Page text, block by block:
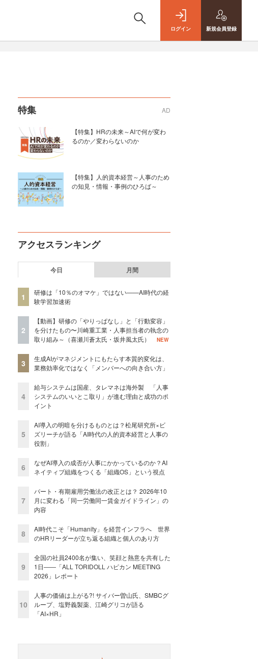
ログイン 新規会員登録
特集 AD
【特集】HRの未来～AIで何が変わ
るのか／変わらないのか
【特集】人的資本経営～人事のため
の知見・情報・事例のひろば～
アクセスランキング
今日 月間
1
研修は「10％のオマケ」ではない——AI時代の経
験学習加速術
2
【動画】研修の「やりっぱなし」と「行動変容」
を分けたもの〜川崎重工業・人事担当者の執念の
取り組み～（喜瀬川蒼太氏・坂井風太氏）
NEW
3
生成AIがマネジメントにもたらす本質的変化は、
業務効率化ではなく「メンバーへの向き合い方」
4
給与システムは国産、タレマネは海外製 「人事
システムのいいとこ取り」が進む理由と成功のポ
イント
5
AI導入の明暗を分けるものとは？松尾研究所×ビ
ズリーチが語る「AI時代の人的資本経営と人事の
役割」
6
なぜAI導入の成否が人事にかかっているのか？AI
ネイティブ組織をつくる「組織OS」という視点
7
パート・有期雇用労働法の改正とは？ 2026年10
月に変わる「同一労働同一賃金ガイドライン」の
内容
8
AI時代こそ「Humanity」を経営インフラへ 世界
のHRリーダーが立ち返る組織と個人のあり方
9
全国の社員2400名が集い、笑顔と熱意を共有した
1日――「ALL TORIDOLL ハピカン MEETING
2026」レポート
10
人事の価値は上がる?! サイバー曽山氏、SMBCグ
ループ、塩野義製薬、江崎グリコが語る
「AI×HR」